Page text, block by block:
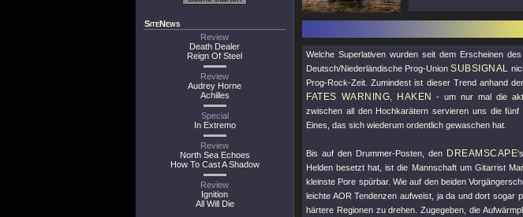
SiteNews
Review
Death Dealer
Reign Of Steel
Review
Audrey Horne
Achilles
Special
In Extremo
Review
North Sea Echoes
How To Cast A Shadow
Review
Ignition
All Will Die
Welche Superlativen wurden seit dem Erscheinen des
Deutsch/Niederländische Prog-UnionSUBSIGNAL
Prog-Rock-Zeit. Zumindest ist dieser Trend anhand
FATES WARNING HAKEN
- um nur mal die
zwischen all den Hochkarätern servieren uns die
Eines, das sich wiederum ordentlich gewaschen hat.
Bis auf den Drummer-Posten, den DREAMSCAPE
Helden besetzt hat, ist die Mannschaft um Gitarrist
kleinste Pore spürbar. Wie auf den beiden
leichte AOR Tendenzen aufweist, ja da und dort sogar
härtere Regionen zu drehen. Zugegeben, die